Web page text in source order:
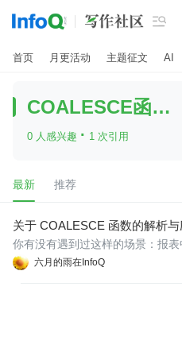

首页 月更活动 主题征文 AI
COALESCE函数应用
0 人感兴趣 · 1 次引用
最新 推荐
关于 COALESCE 函数的解析与
六月的雨在InfoQ
你有没有遇到过这样的场景：报表
空白，只因为某个字段存在